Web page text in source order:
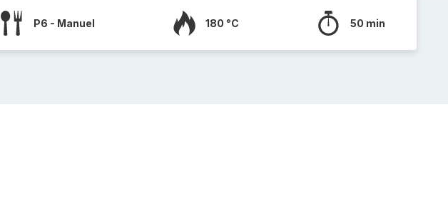
P6 - Manuel 180 °C 50 min